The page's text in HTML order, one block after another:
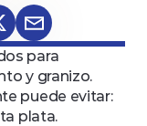
para
y granizo.
puede evitar:
plata.